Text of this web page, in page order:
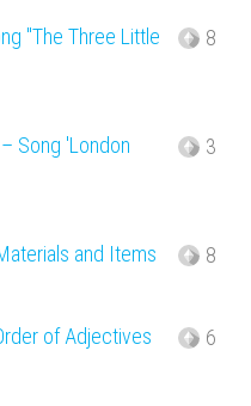
"The Three Little
8
Song 'London
3
and Items 8
of Adjectives 6